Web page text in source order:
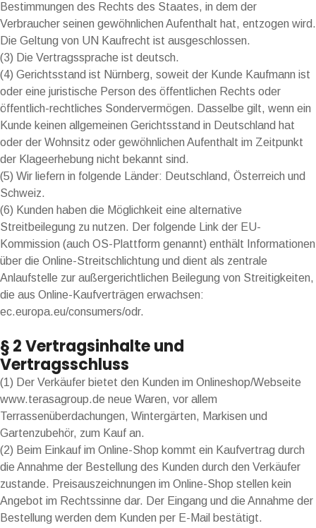
Bestimmungen des Rechts des Staates, in dem der
Verbraucher seinen gewöhnlichen Aufenthalt hat, entzogen wird.
Die Geltung von UN Kaufrecht ist ausgeschlossen.
(3) Die Vertragssprache ist deutsch.
(4) Gerichtsstand ist Nürnberg, soweit der Kunde Kaufmann ist
oder eine juristische Person des öffentlichen Rechts oder
öffentlich-rechtliches Sondervermögen. Dasselbe gilt, wenn ein
Kunde keinen allgemeinen Gerichtsstand in Deutschland hat
oder der Wohnsitz oder gewöhnlichen Aufenthalt im Zeitpunkt
der Klageerhebung nicht bekannt sind.
(5) Wir liefern in folgende Länder: Deutschland, Österreich und
Schweiz.
(6) Kunden haben die Möglichkeit eine alternative
Streitbeilegung zu nutzen. Der folgende Link der EU-
Kommission (auch OS-Plattform genannt) enthält Informationen
über die Online-Streitschlichtung und dient als zentrale
Anlaufstelle zur außergerichtlichen Beilegung von Streitigkeiten,
die aus Online-Kaufverträgen erwachsen:
ec.europa.eu/consumers/odr.
§ 2 Vertragsinhalte und
Vertragsschluss
(1) Der Verkäufer bietet den Kunden im Onlineshop/Webseite
www.terasagroup.de neue Waren, vor allem
Terrassenüberdachungen, Wintergärten, Markisen und
Gartenzubehör, zum Kauf an.
(2) Beim Einkauf im Online-Shop kommt ein Kaufvertrag durch
die Annahme der Bestellung des Kunden durch den Verkäufer
zustande. Preisauszeichnungen im Online-Shop stellen kein
Angebot im Rechtssinne dar. Der Eingang und die Annahme der
Bestellung werden dem Kunden per E-Mail bestätigt.